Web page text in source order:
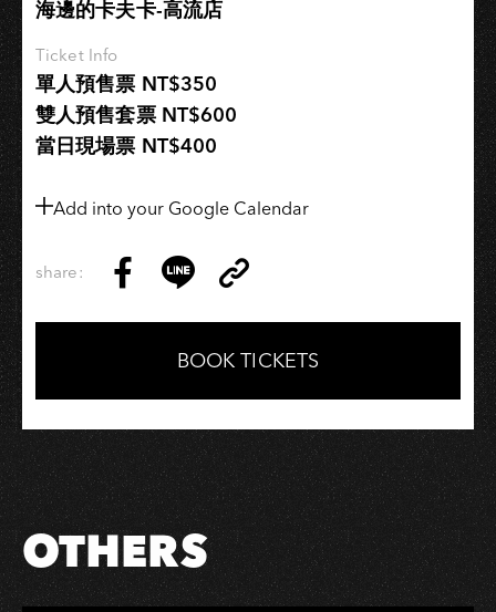
海邊的卡夫卡-高流店
Ticket Info
單人預售票 NT$350
雙人預售套票 NT$600
當日現場票 NT$400
Add into your Google Calendar
share:
on
Facebook
on
LINE
Link
Copy
BOOK TICKETS
OTHERS